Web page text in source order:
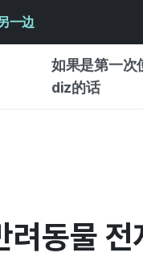
一边
如果是第一次
diz的话
创作型
商务型
동물